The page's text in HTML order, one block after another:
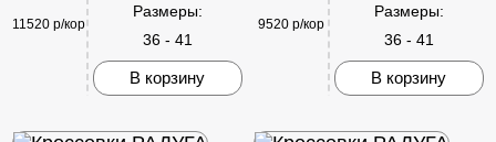
11520 р/кор
Размеры:
36 - 41
В корзину
9520 р/кор
Размеры:
36 - 41
В корзину